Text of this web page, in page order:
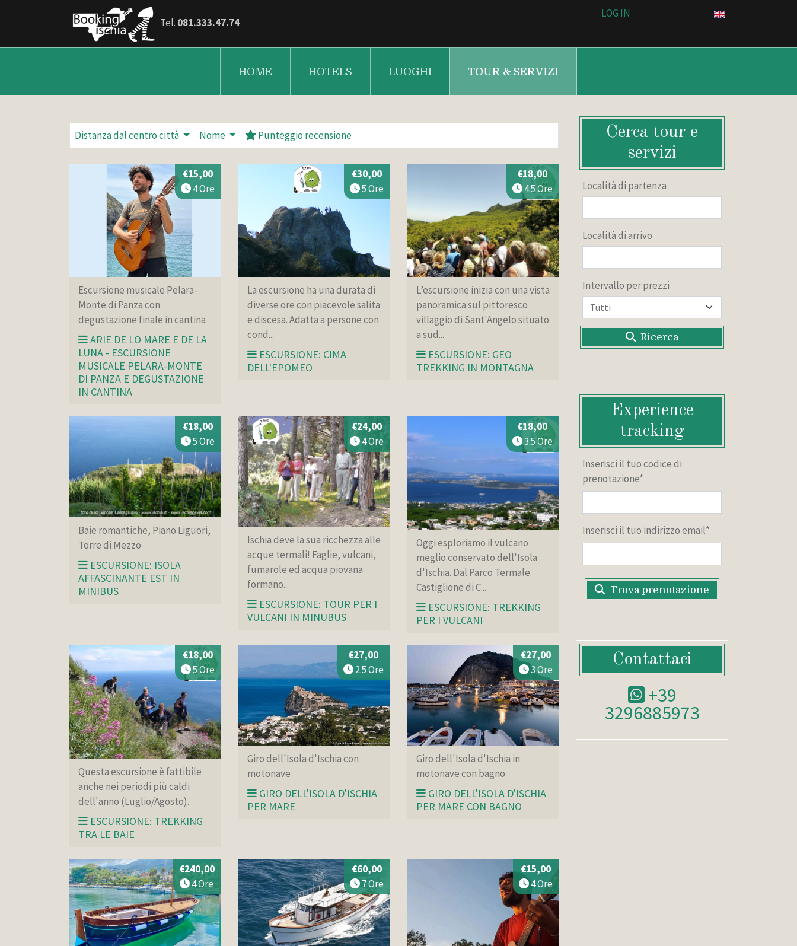
Tel. 081.333.47.74
LOG IN
HOME HOTELS LUOGHI TOUR & SERVIZI
Distanza dal centro città Nome Punteggio recensione
Escursione musicale Pelara-
Monte di Panza con
degustazione finale in cantina
ARIE DE LO MARE E DE LA
LUNA - ESCURSIONE
MUSICALE PELARA-MONTE
DI PANZA E DEGUSTAZIONE
IN CANTINA
€15,00
4 Ore
La escursione ha una durata di
diverse ore con piacevole salita
e discesa. Adatta a persone con
cond...
ESCURSIONE: CIMA
DELL'EPOMEO
€30,00
5 Ore
L’escursione inizia con una vista
panoramica sul pittoresco
villaggio di Sant'Angelo situato
a sud...
ESCURSIONE: GEO
TREKKING IN MONTAGNA
€18,00
4.5 Ore
Baie romantiche, Piano Liguori,
Torre di Mezzo
ESCURSIONE: ISOLA
AFFASCINANTE EST IN
MINIBUS
€18,00
5 Ore
Ischia deve la sua ricchezza alle
acque termali! Faglie, vulcani,
fumarole ed acqua piovana
formano...
ESCURSIONE: TOUR PER I
VULCANI IN MINUBUS
€24,00
4 Ore
Oggi esploriamo il vulcano
meglio conservato dell'Isola
d'Ischia. Dal Parco Termale
Castiglione di C...
ESCURSIONE: TREKKING
PER I VULCANI
€18,00
3.5 Ore
Questa escursione è fattibile
anche nei periodi più caldi
dell'anno (Luglio/Agosto).
ESCURSIONE: TREKKING
TRA LE BAIE
€18,00
5 Ore
Giro dell'Isola d'Ischia con
motonave
GIRO DELL'ISOLA D'ISCHIA
PER MARE
€27,00
2.5 Ore
Giro dell'Isola d'Ischia in
motonave con bagno
GIRO DELL'ISOLA D'ISCHIA
PER MARE CON BAGNO
€27,00
3 Ore
€240,00
4 Ore
€60,00
7 Ore
€15,00
4 Ore
Cerca tour e
servizi
Località di partenza
Località di arrivo
Intervallo per prezzi
Ricerca
Experience
tracking
Inserisci il tuo codice di
prenotazione*
Inserisci il tuo indirizzo email*
Trova prenotazione
Contattaci
+39
3296885973